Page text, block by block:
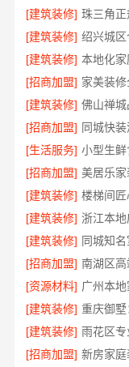
[建筑装修]
[建筑装修]
[建筑装修] 本地化
[招商加盟] 家美装
[建筑装修] 佛山禅
[招商加盟] 同城快
[生活服务]
[招商加盟] 美居乐
[建筑装修] 楼梯间
[建筑装修]
[建筑装修] 同城知
[招商加盟]
[资源材料]
[建筑装修] 重庆御
[建筑装修]
[招商加盟]